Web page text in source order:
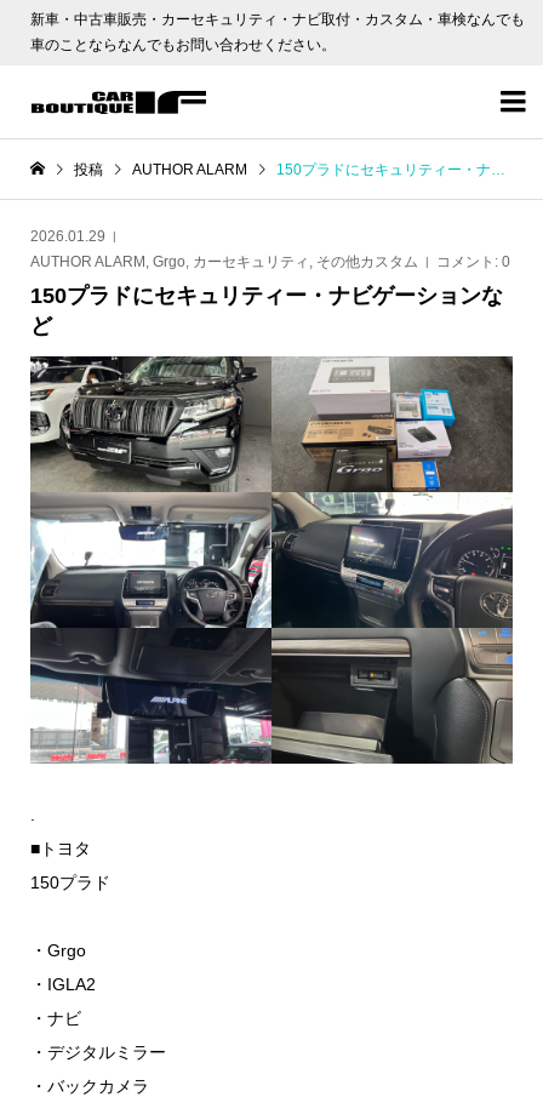
新車・中古車販売・カーセキュリティ・ナビ取付・カスタム・車検なんでも
車のことならなんでもお問い合わせください。

投稿 AUTHOR ALARM 150プラドにセキュリティー・ナビゲーションなど
2026.01.29
AUTHOR ALARM , Grgo, カーセキュリティ , その他カスタム コメント: 0
150プラドにセキュリティー・ナビゲーションな
ど
■トヨタ
150プラド
・Grgo
・IGLA2
・ナビ
・デジタルミラー
・バックカメラ